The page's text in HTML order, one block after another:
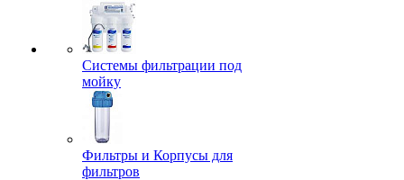
Системы фильтрации под
мойку
Фильтры и Корпусы для
фильтров